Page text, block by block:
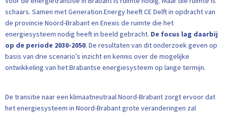
schaars. Samen met Generation.Energy heeft CE Delft in opdracht van
de provincie Noord-Brabant en Enexis de ruimte die het
energiesysteem nodig heeft in beeld gebracht. De focus lag daarbij
op de periode 2030-2050. De resultaten van dit onderzoek geven op
basis van drie scenario’s inzicht en kennis over de mogelijke
ontwikkeling van het Brabantse energiesysteem op lange termijn.
De transitie naar een klimaatneutraal Noord-Brabant zorgt ervoor dat
het energiesysteem in Noord-Brabant grote veranderingen zal